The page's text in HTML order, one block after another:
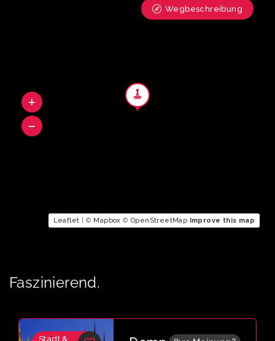
Leaflet | © Mapbox © OpenStreetMap Improve this map
Wegbeschreibung
Faszinierend.
Stadt &